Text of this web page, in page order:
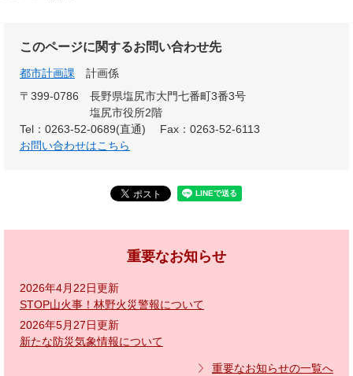
このページに関するお問い合わせ先
都市計画課
計画係
〒399-0786
長野県塩尻市大門七番町3番3号
塩尻市役所2階
Tel：0263-52-0689(直通)
Fax：0263-52-6113
お問い合わせはこちら
重要なお知らせ
2026年4月22日更新
STOP山火事！林野火災警報について
2026年5月27日更新
新たな防災気象情報について
重要なお知らせの一覧へ